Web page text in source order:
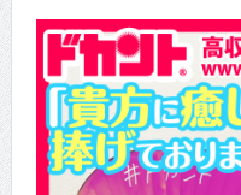
CINEMA×STYLE 294号